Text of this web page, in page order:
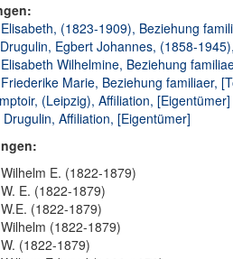
(1823-1909), Beziehung
Egbert Johannes, (1858-
Wilhelmine, Beziehung
Marie, Beziehung familiaer,
(Leipzig), Affiliation, [Eigentümer]
Drugulin, Affiliation, [Eigentümer]
E. (1822-1879)
E. (1822-1879)
(1822-1879)
(1822-1879)
(1822-1879)